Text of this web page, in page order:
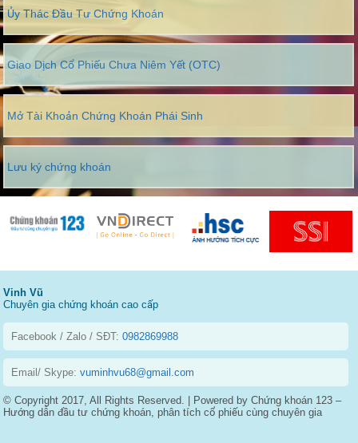
Ủy Thác Đầu Tư Chứng Khoán
Giao Dịch Cổ Phiếu Chưa Niêm Yết (OTC)
Mở Tài Khoản Chứng Khoán Phái Sinh
Lưu ký chứng khoán
Vinh Vũ
Chuyên gia chứng khoán cao cấp
Facebook / Zalo / SĐT:0982869988
Email/ Skype:vuminhvu68@gmail.com
© Copyright 2017, All Rights Reserved. | Powered by Chứng khoán 123 –
Hướng dẫn đầu tư chứng khoán, phân tích cổ phiếu cùng chuyên gia